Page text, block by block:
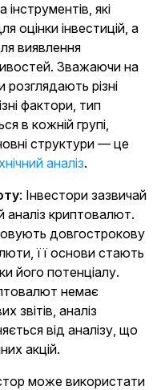
які
оцінки інвестицій, а
виявлення
Зважаючи на
різні
фактори, тип
в кожній групі,
структури — це
аналіз.
: Інвестори зазвичай
криптовалют.
довгострокову
її основи стають
його потенціалу.
немає
звітів, аналіз
від аналізу, що
акцій.
може використати